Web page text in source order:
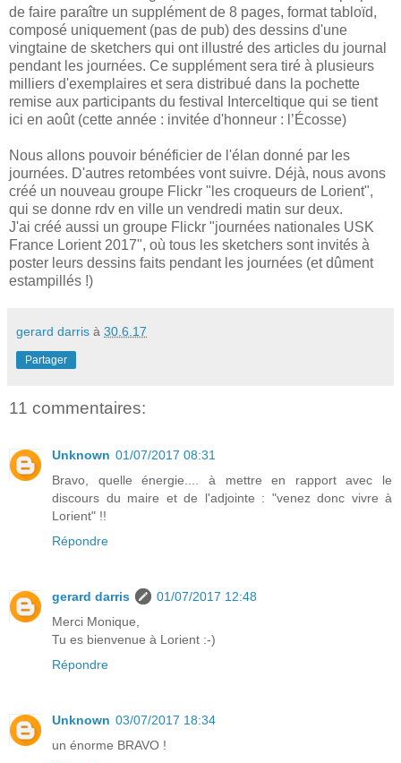
de faire paraître un supplément de 8 pages, format tabloïd,
composé uniquement (pas de pub) des dessins d'une
vingtaine de sketchers qui ont illustré des articles du journal
pendant les journées. Ce supplément sera tiré à plusieurs
milliers d'exemplaires et sera distribué dans la pochette
remise aux participants du festival Interceltique qui se tient
ici en août (cette année : invitée d'honneur : l’Écosse)
Nous allons pouvoir bénéficier de l'élan donné par les
journées. D'autres retombées vont suivre. Déjà, nous avons
créé un nouveau groupe Flickr "les croqueurs de Lorient",
qui se donne rdv en ville un vendredi matin sur deux.
J'ai créé aussi un groupe Flickr "journées nationales USK
France Lorient 2017", où tous les sketchers sont invités à
poster leurs dessins faits pendant les journées (et dûment
estampillés !)
gerard darris à 30.6.17
Partager
11 commentaires:
Unknown 01/07/2017 08:31
Bravo, quelle énergie.... à mettre en rapport avec le
discours du maire et de l'adjointe : "venez donc vivre à
Lorient" !!
Répondre
gerard darris
01/07/2017 12:48
Merci Monique,
Tu es bienvenue à Lorient :-)
Répondre
Unknown 03/07/2017 18:34
un énorme BRAVO !